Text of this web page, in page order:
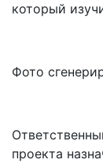
который
Фото
проекта